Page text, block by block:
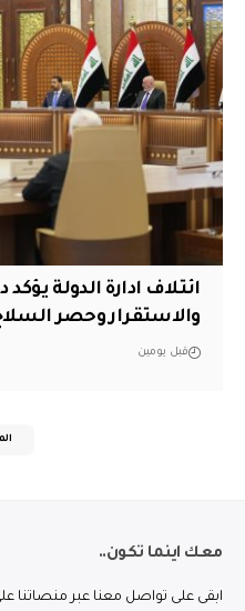
ائتلاف ادارة الدولة
والاستقرار وحصر
قبل يومين
معك اينما تكون..
ابقى على تواصل معنا عبر منصاتنا